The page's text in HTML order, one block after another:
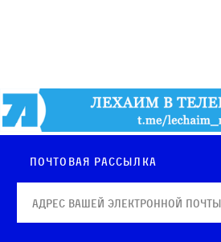
Почтовая рассылка